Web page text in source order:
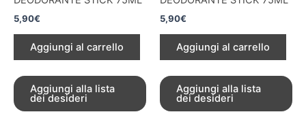
5,90€
Aggiungi al carrello
Aggiungi alla lista
dei desideri
5,90€
Aggiungi al carrello
Aggiungi alla lista
dei desideri